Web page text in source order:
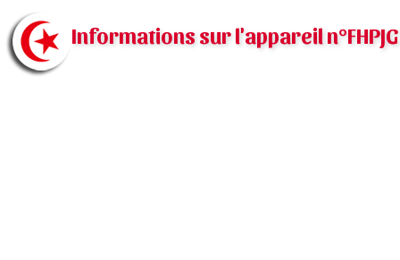
Informations sur l'appareil n°FHPJG